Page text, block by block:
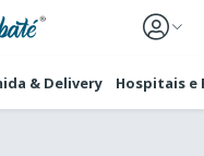
& Delivery Hospitais e